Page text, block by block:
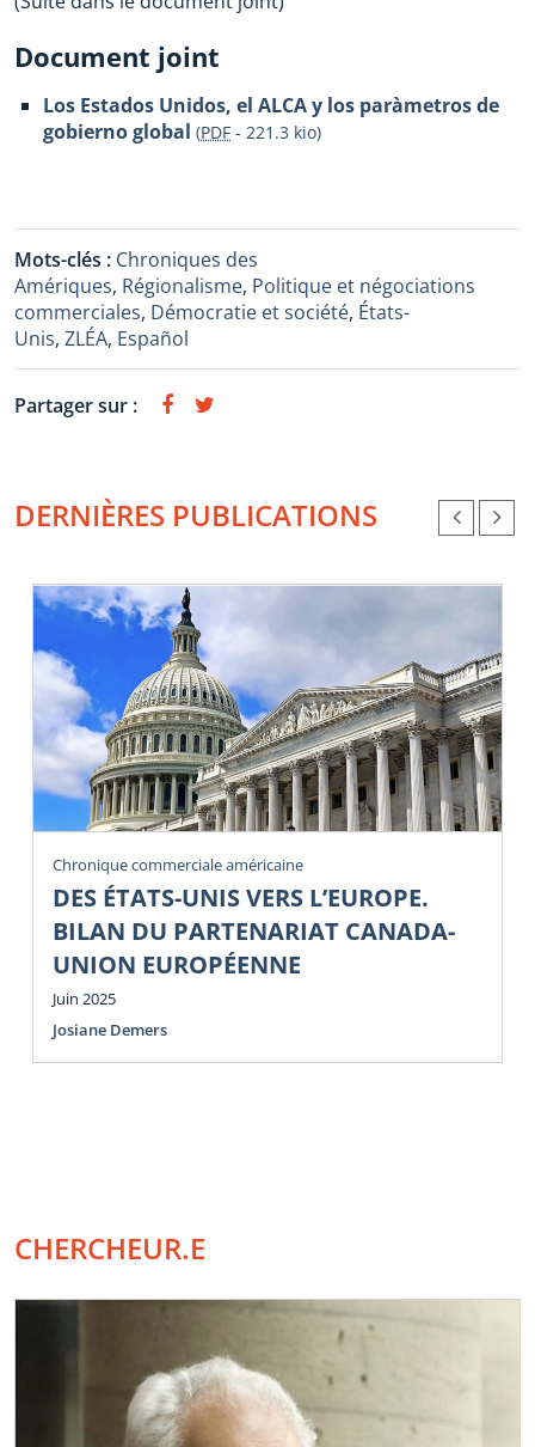
Document joint
Los Estados Unidos, el ALCA y los paràmetros de
gobierno global (PDF - 221.3 kio)
Mots-clés : Chroniques des
Amériques, Régionalisme, Politique et négociations
commerciales, Démocratie et société, États-
Unis, ZLÉA, Español
Partager sur :
DERNIÈRES PUBLICATIONS
Chronique commerciale américaine
DES ÉTATS-UNIS VERS L’EUROPE.
BILAN DU PARTENARIAT CANADA-
UNION EUROPÉENNE
Juin 2025
Josiane Demers
CHERCHEUR.E